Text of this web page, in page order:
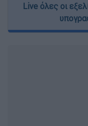
Live όλες οι